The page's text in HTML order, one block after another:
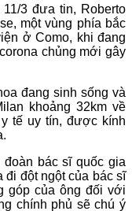
3 đưa tin, Roberto
một vùng phía bắc
ở Como, khi đang
chủng mới gây
đang sinh sống và
khoảng 32km về
tế uy tín, được kính
bác sĩ quốc gia
đi đột ngột của bác sĩ
góp của ông đối với
chính phủ sẽ chú ý